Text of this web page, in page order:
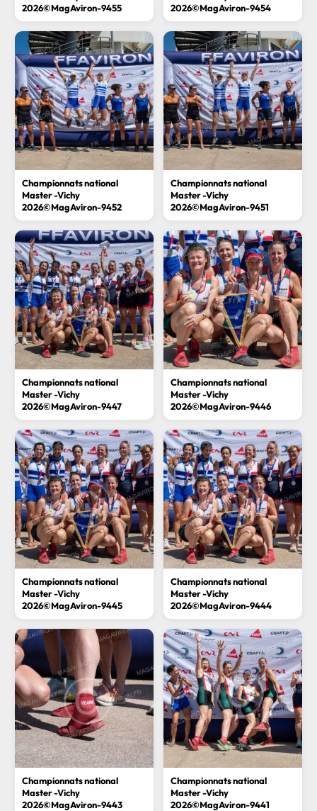
2026©MagAviron-9455
2026©MagAviron-9454
Championnats national
Master -Vichy
2026©MagAviron-9452
Championnats national
Master -Vichy
2026©MagAviron-9451
Championnats national
Master -Vichy
2026©MagAviron-9447
Championnats national
Master -Vichy
2026©MagAviron-9446
Championnats national
Master -Vichy
2026©MagAviron-9445
Championnats national
Master -Vichy
2026©MagAviron-9444
Championnats national
Master -Vichy
2026©MagAviron-9443
Championnats national
Master -Vichy
2026©MagAviron-9441